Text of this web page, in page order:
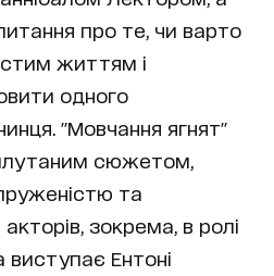
про те, чи варто
життям і
одного
"Мовчання ягнят"
сюжетом,
та
зокрема, в ролі
виступає Ентоні